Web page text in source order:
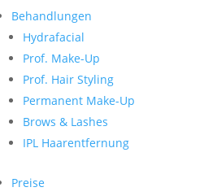
Behandlungen
Hydrafacial
Prof. Make-Up
Prof. Hair Styling
Permanent Make-Up
Brows & Lashes
IPL Haarentfernung
Preise
nach:
Neueste Kommentare
Archiv
Kategorien
Keine Kategorien
Meta
Anmelden
Feed der Einträge
WordPress.org